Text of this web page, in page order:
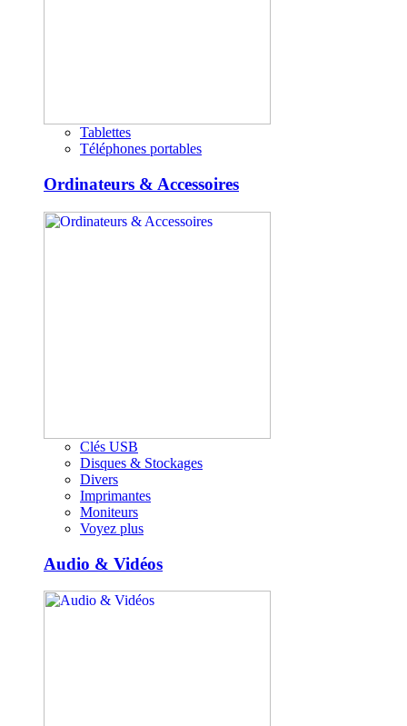
Tablettes
Téléphones portables
Ordinateurs & Accessoires
Clés USB
Disques & Stockages
Divers
Imprimantes
Moniteurs
Voyez plus
Audio & Vidéos